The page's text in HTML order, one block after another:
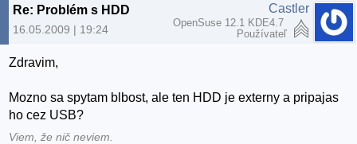
Re: Problém s HDD
16.05.2009 | 19:24
Castler
OpenSuse 12.1 KDE4.7
Používateľ
Zdravim,
Mozno sa spytam blbost, ale ten HDD je externy a pripajas
ho cez USB?
Viem, že nič neviem.